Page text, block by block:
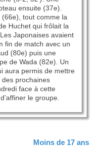
ensuite (37e).
tout comme la
Huchet qui frôlait la
Japonaises avaient
fin de match avec un
(80e) puis une
de Wada (82e). Un
aura permis de mettre
prochaines
face à cette
le groupe.
Moins de 17 ans